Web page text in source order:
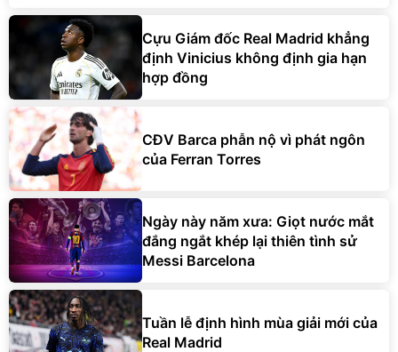
Cựu Giám đốc Real Madrid khẳng
định Vinicius không định gia hạn
hợp đồng
CĐV Barca phẫn nộ vì phát ngôn
của Ferran Torres
Ngày này năm xưa: Giọt nước mắt
đắng ngắt khép lại thiên tình sử
Messi Barcelona
Tuần lễ định hình mùa giải mới của
Real Madrid